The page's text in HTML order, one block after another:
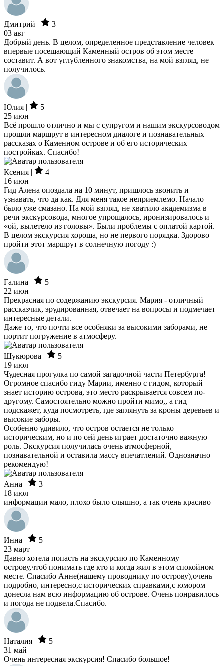
Дмитрий |
3
03 авг
Добрый день. В целом, определенное представление человек
впервые посещающий Каменный остров об этом месте
составит. А вот углубленного знакомства, на мой взгляд, не
получилось.
Юлия |
5
25 июн
Всё прошло отлично и мы с супругом и нашим экскурсоводом
прошли маршрут в интересном диалоге и познавательных
рассказах о Каменном острове и об его исторических
постройках. Спасибо!
Ксения |
4
16 июн
Гид Алена опоздала на 10 минут, пришлось звонить и
узнавать, что да как. Для меня такое неприемлемо. Начало
было уже смазано. На мой взгляд, не хватило академизма в
речи экскурсовода, многое упрощалось, иронизировалось и
«ой, вылетело из головы». Были проблемы с оплатой картой.
В целом экскурсия хороша, но не первого порядка. Здорово
пройти этот маршрут в солнечную погоду :)
Галина |
5
22 июн
Прекрасная по содержанию экскурсия. Мария - отличный
рассказчик, эрудированная, отвечает на вопросы и подмечает
интересные детали.
Даже то, что почти все особняки за высокими заборами, не
портит погружение в атмосферу.
Шукюрова |
5
19 июл
Чудесная прогулка по самой загадочной части Петербурга!
Огромное спасибо гиду Марии, именно с гидом, который
знает историю острова, это место раскрывается совсем по-
другому. Самостоятельно можно пройти мимо,, а гид
подскажет, куда посмотреть, где заглянуть за кроны деревьев и
высокие заборы.
Особенно удивило, что остров остается не только
историческим, но и по сей день играет достаточно важную
роль. Экскурсия получилась очень атмосферной,
познавательной и оставила массу впечатлений. Однозначно
рекомендую!
Анна |
3
18 июл
информации мало, плохо было слышно, а так очень красиво
Инна |
5
23 март
Давно хотела попасть на экскурсию по Каменному
острову,чтоб понимать где кто и когда жил в этом спокойном
месте. Спасибо Анне(нашему проводнику по острову),очень
подробно, интересно,с исторических справками,с юмором
донесла нам всю информацию об острове. Очень понравилось
и погода не подвела.Спасибо.
Наталия |
5
31 май
Очень интересная экскурсия! Спасибо большое!